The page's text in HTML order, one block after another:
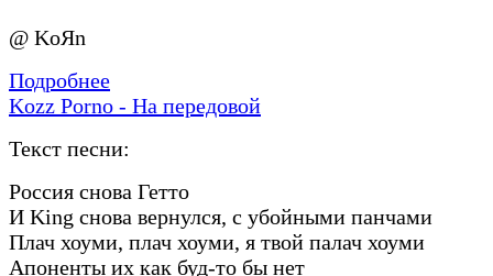
@ KoЯn
Подробнее
Kozz Porno - На передовой
Текст песни:
Россия снова Гетто
И King снова вернулся, с убойными панчами
Плач хоуми, плач хоуми, я твой палач хоуми
Апоненты их как буд-то бы нет